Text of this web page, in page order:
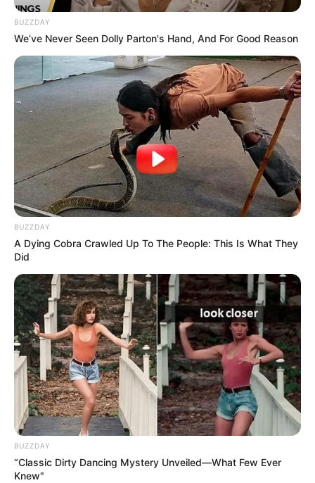
BUZZDAY
We’ve Never Seen Dolly Parton's Hand, And For Good Reason
BUZZDAY
A Dying Cobra Crawled Up To The People: This Is What They
Did
BUZZDAY
“Classic Dirty Dancing Mystery Unveiled—What Few Ever
Knew"